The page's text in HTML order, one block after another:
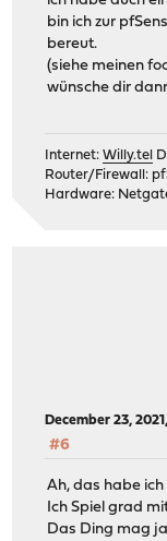
bin ich zur
bereut.
(siehe meinen
wünsche dir
Internet:Willy.tel
Router/Firewall:
Hardware:
December 23,
#6
Ah, das habe
Ich Spiel grad
Das Ding mag